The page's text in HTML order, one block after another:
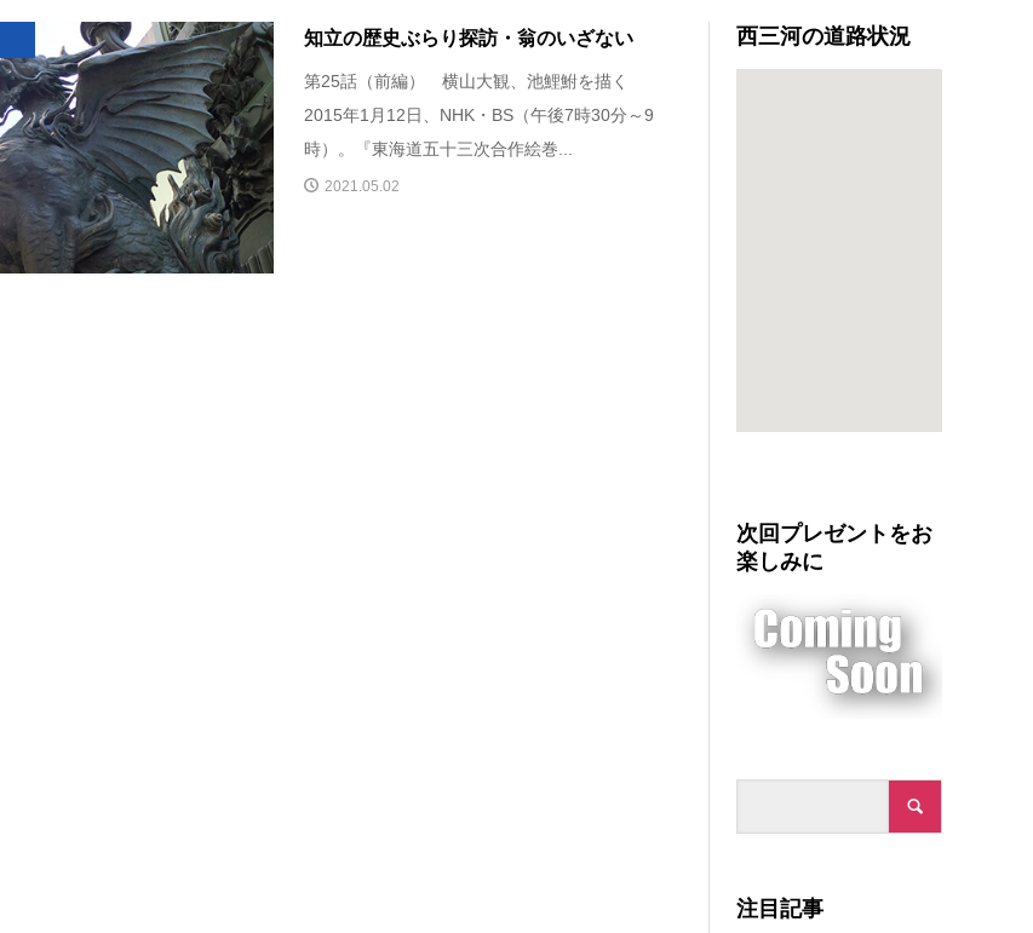
知立の歴史ぶらり探訪・翁のいざない
第25話（前編） 横山大観、池鯉鮒を描く
2015年1月12日、NHK・BS（午後7時30分～9
時）。『東海道五十三次合作絵巻...
2021.05.02
西三河の道路状況
次回プレゼントをお
楽しみに
注目記事